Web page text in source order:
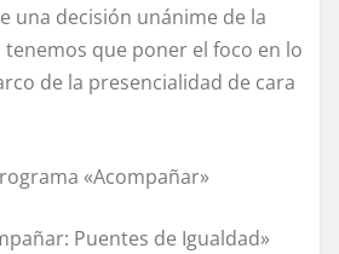
una decisión unánime de la
que poner el foco en lo
de la presencialidad de cara
«Acompañar»
Puentes de Igualdad»